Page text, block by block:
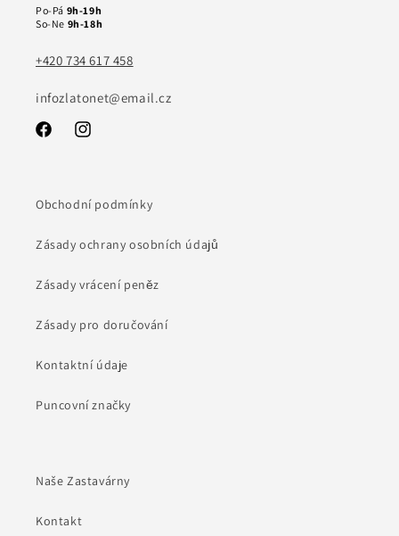
Po-Pá 9h-19h
So-Ne 9h-18h
+420 734 617 458
infozlatonet@email.cz
FacebookInstagram
Obchodní podmínky
Zásady ochrany osobních údajů
Zásady vrácení peněz
Zásady pro doručování
Kontaktní údaje
Puncovní značky
Naše Zastavárny
Kontakt